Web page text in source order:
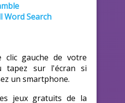
Word Search
clic gauche de votre
tapez sur l'écran si
un smartphone.
jeux gratuits de la